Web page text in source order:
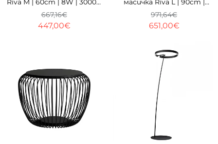
Riva M | 60cm | 8W | 3000K
| Черна
447,00€
667,16€
масичка Riva L | 90cm |
8W | 3000K | Черна
651,00€
971,64€